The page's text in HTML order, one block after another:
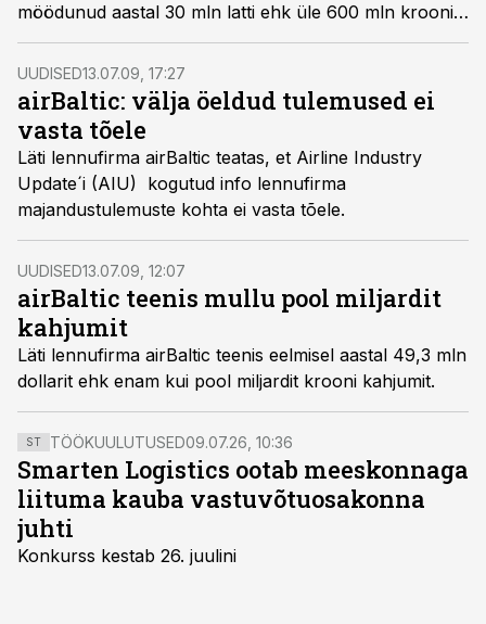
möödunud aastal 30 mln latti ehk üle 600 mln krooni
kahjumit.
UUDISED13.07.09, 17:27
airBaltic: välja öeldud tulemused ei
vasta tõele
Läti lennufirma airBaltic teatas, et Airline Industry
Update´i (AIU) kogutud info lennufirma
majandustulemuste kohta ei vasta tõele.
UUDISED13.07.09, 12:07
airBaltic teenis mullu pool miljardit
kahjumit
Läti lennufirma airBaltic teenis eelmisel aastal 49,3 mln
dollarit ehk enam kui pool miljardit krooni kahjumit.
ST TÖÖKUULUTUSED09.07.26, 10:36
Smarten Logistics ootab meeskonnaga
liituma kauba vastuvõtuosakonna
juhti
Konkurss kestab 26. juulini